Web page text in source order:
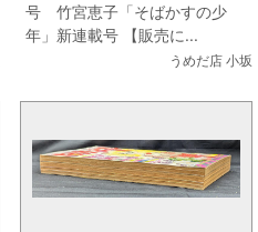
の少年」新連載号
号 竹宮恵子「そばかすの少
年」新連載号 【販売に...
うめだ店 小坂